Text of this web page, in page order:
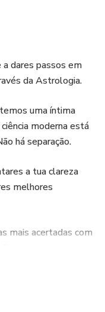
dares passos em
da Astrologia.
uma íntima
moderna está
há separação.
a tua clareza
melhores
mais acertadas com